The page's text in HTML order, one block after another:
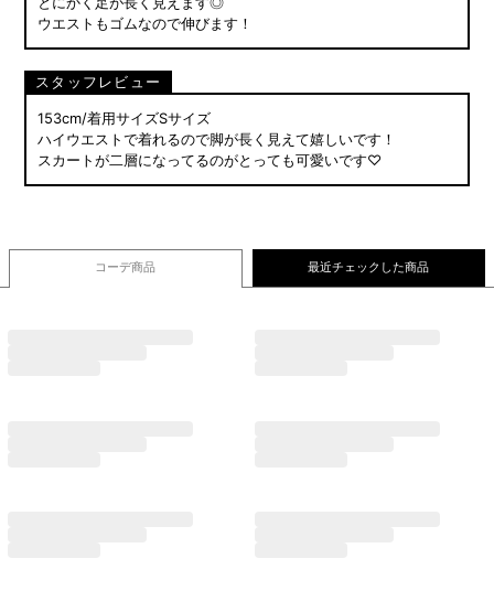
ウエストもゴムなので伸びます！
スタッフレビュー
153cm/着用サイズSサイズ
ハイウエストで着れるので脚が長く見えて嬉しいです！
スカートが二層になってるのがとっても可愛いです♡
コーデ商品 最近チェックした商品